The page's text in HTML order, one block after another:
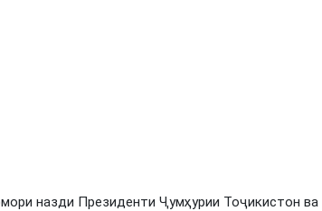
назди Президенти Ҷумҳурии Тоҷикистон ва